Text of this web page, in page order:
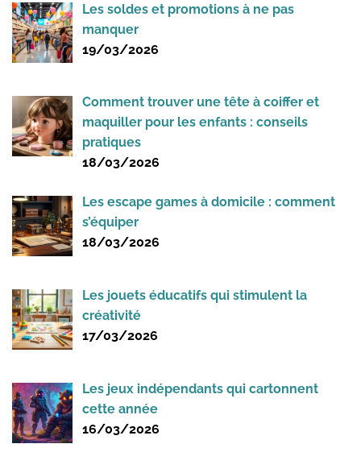
Les soldes et promotions à ne pas
manquer
19/03/2026
Comment trouver une tête à coiffer et
maquiller pour les enfants : conseils
pratiques
18/03/2026
Les escape games à domicile : comment
s’équiper
18/03/2026
Les jouets éducatifs qui stimulent la
créativité
17/03/2026
Les jeux indépendants qui cartonnent
cette année
16/03/2026